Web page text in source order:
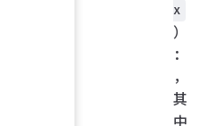
x
）
：
，
其
中